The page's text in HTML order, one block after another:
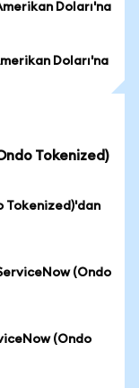
Doları'na
Doları'na
Tokenized)
Tokenized)'dan
(Ondo
(Ondo